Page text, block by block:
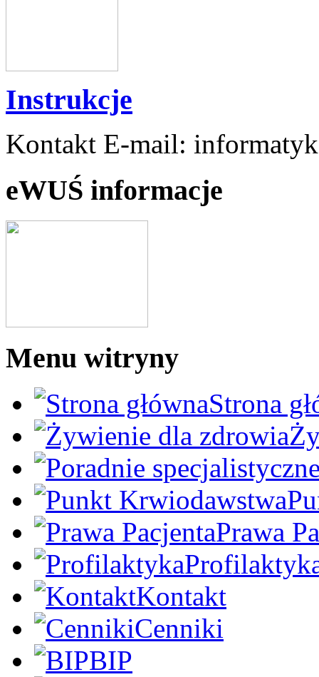
Instrukcje
Kontakt E-mail:
eWUŚ informacje
Menu witryny
Strona
Prawa
Kontakt
Cenniki
BIP